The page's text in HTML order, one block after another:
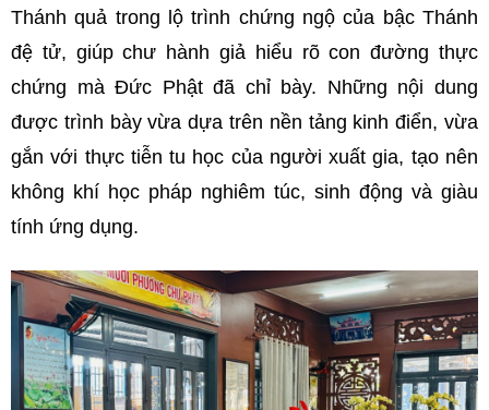
Thánh quả trong lộ trình chứng ngộ của bậc Thánh
đệ tử, giúp chư hành giả hiểu rõ con đường thực
chứng mà Đức Phật đã chỉ bày. Những nội dung
được trình bày vừa dựa trên nền tảng kinh điển, vừa
gắn với thực tiễn tu học của người xuất gia, tạo nên
không khí học pháp nghiêm túc, sinh động và giàu
tính ứng dụng.